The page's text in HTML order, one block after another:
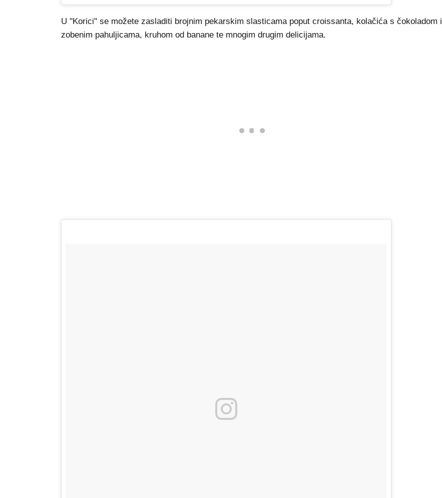
U "Korici" se možete zasladiti brojnim pekarskim slasticama poput croissanta, kolačića s čokoladom i
zobenim pahuljicama, kruhom od banane te mnogim drugim delicijama.